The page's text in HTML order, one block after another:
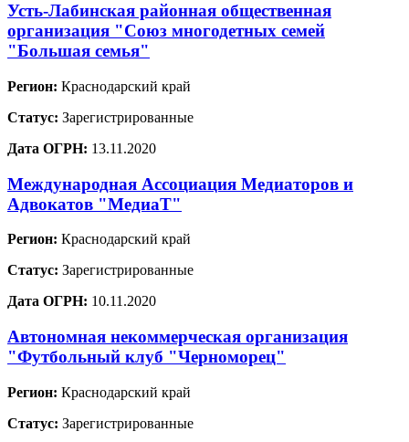
Усть-Лабинская районная общественная
организация "Союз многодетных семей
"Большая семья"
Регион: Краснодарский край
Статус: Зарегистрированные
Дата ОГРН: 13.11.2020
Международная Ассоциация Медиаторов и
Адвокатов "МедиаТ"
Регион: Краснодарский край
Статус: Зарегистрированные
Дата ОГРН: 10.11.2020
Автономная некоммерческая организация
"Футбольный клуб "Черноморец"
Регион: Краснодарский край
Статус: Зарегистрированные